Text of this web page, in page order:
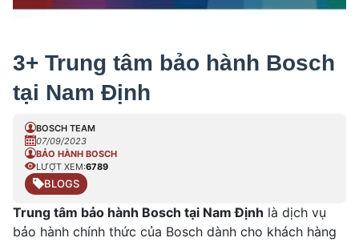
3+ Trung tâm bảo hành Bosch
tại Nam Định
BOSCH TEAM
07/09/2023
BẢO HÀNH BOSCH
LƯỢT XEM:6789
BLOGS
Trung tâm bảo hành Bosch tại Nam Định là dịch vụ
bảo hành chính thức của Bosch dành cho khách hàng